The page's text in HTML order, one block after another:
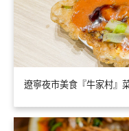
遼寧夜市美食『牛家村』